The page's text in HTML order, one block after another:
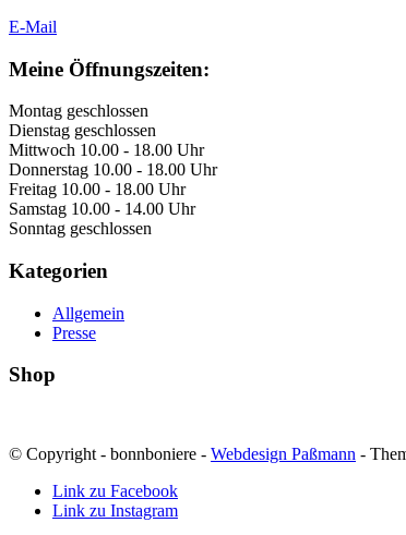
E-Mail
Meine Öffnungszeiten:
Montag geschlossen
Dienstag geschlossen
Mittwoch 10.00 - 18.00 Uhr
Donnerstag 10.00 - 18.00 Uhr
Freitag 10.00 - 18.00 Uhr
Samstag 10.00 - 14.00 Uhr
Sonntag geschlossen
Kategorien
Allgemein
Presse
Shop
© Copyright - bonnboniere - Webdesign Paßmann -
Link zu Facebook
Link zu Instagram